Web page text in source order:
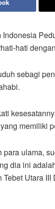
hati
sebagi
memiliki
ulama,
dia ini
Utara